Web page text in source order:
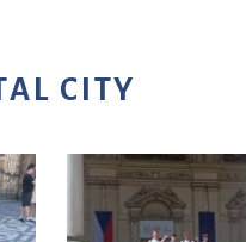
CITY